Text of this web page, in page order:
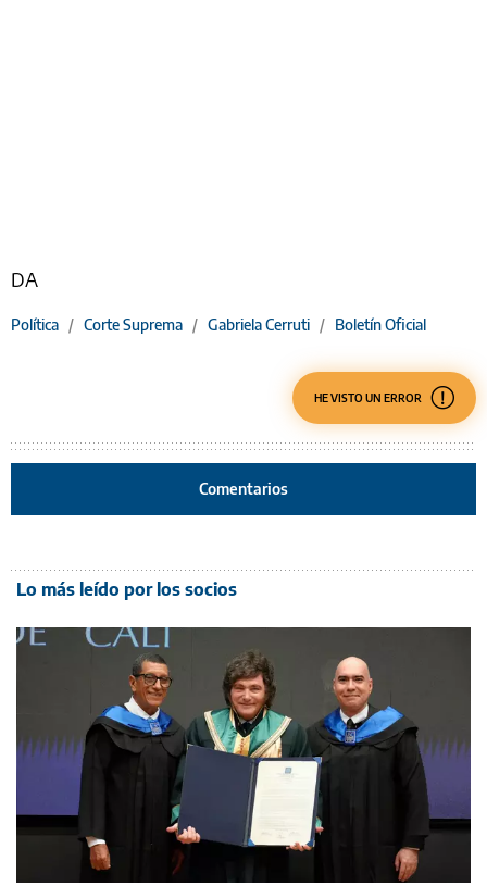
DA
Política / Corte Suprema / Gabriela Cerruti / Boletín Oficial
HE VISTO UN ERROR
Comentarios
Lo más leído por los socios